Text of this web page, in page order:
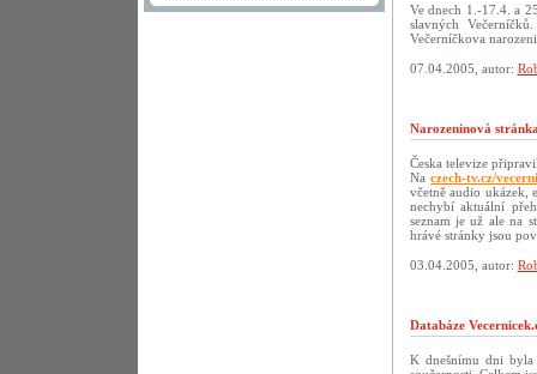
Ve dnech 1.-17.4. a
slavných
Večerníčkova
07.04.2005, autor:
Narozeninová
Česka televize
Naczech-tv.cz/
včetně audio ukázek,
nechybí aktuální
seznam je už ale na
hrávé stránky jsou
03.04.2005, autor:
Databáze
K dnešnímu dni byla